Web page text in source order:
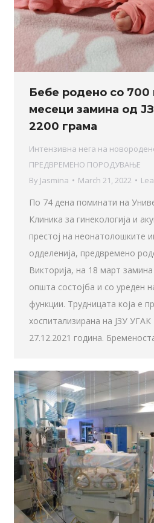
Бебе родено со 700
месеци замина од
2200 грама
Интензивна нега на
ПРЕДВРЕМЕНО ПОРОДУВАЊЕ
By Jasmina March 21, 2022
По 74 дена поминати на
Клиника за гинекологија и
престој на неонатолошките
одделенија, предвремено
Викторија, на 18 март
општа состојба и со уреден
функции. Трудницата која е
хоспитализирана на ЈЗУ УГАК
27.12.2021 година.